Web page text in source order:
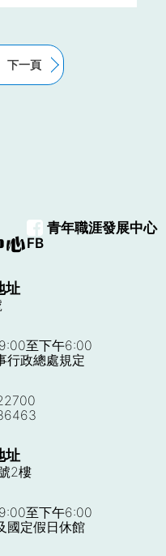
裡設定一盞
如開始感到煩
技術》書中建
、「有沒有更
3個問題，應
一時之怒」的
決問題就好。
適當方法發脾
發完、用適當
認為要生氣，
性地傳達自己
他人的攻擊；
楚，而不是老
子。
條一點！別
如何達成
短中期目標，
司發揮長才，
尾不僅收束全
、結構分明
於造作、段落
效的自傳應保
飾不造假；段
好能依照「動
。 寫自傳不需
需要堆砌無數
，是你能否誠
」、「我經歷
麼樣的人」。
質：深度溝通
女於解決問題
將有助於問題
其在多元背景
作的關鍵。
正理解他人之
通包含對自己
我的整理，也
結彼此關係
力呢？以下為
所謂傾聽並非
建議：
之前，提前安
你的工作內容
並交給接任的
公司策略、工
人信息等。
的交流：
：在交接過程
面的交流，這
題都得到了解
掌握了你的工
假期，大年初
，許多人還陷
裡呼喊著不想
情，開始憂鬱
「收假症候
下一頁
青年職涯發展中心
FB
址
至下午6:00
行政總處規定
址
2樓
至下午6:00
國定假日休館